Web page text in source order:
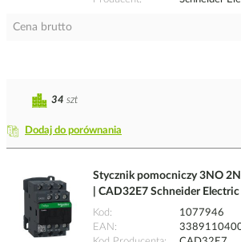
Cena brutto
Dodaj do porównania
34 szt
Stycznik pomocniczy 3NO
| CAD32E7 Schneider Electric
Kod
1077946
EAN